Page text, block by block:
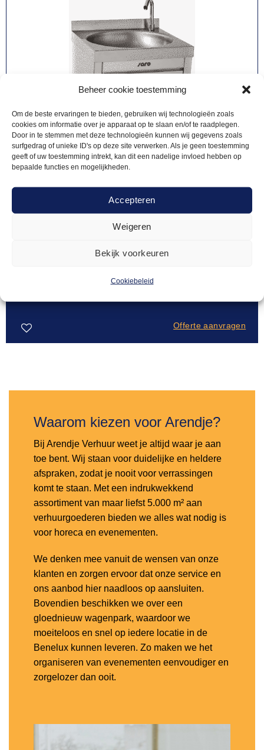
Beheer cookie toestemming
Om de beste ervaringen te bieden, gebruiken wij technologieën zoals
cookies om informatie over je apparaat op te slaan en/of te raadplegen.
Door in te stemmen met deze technologieën kunnen wij gegevens zoals
surfgedrag of unieke ID's op deze site verwerken. Als je geen toestemming
geeft of uw toestemming intrekt, kan dit een nadelige invloed hebben op
bepaalde functies en mogelijkheden.
Accepteren
Weigeren
Bekijk voorkeuren
Cookiebeleid
Handwasbak met voetbediening
Offerte aanvragen
Waarom kiezen voor Arendje?
Bij Arendje Verhuur weet je altijd waar je aan
toe bent. Wij staan voor duidelijke en heldere
afspraken, zodat je nooit voor verrassingen
komt te staan. Met een indrukwekkend
assortiment van maar liefst 5.000 m² aan
verhuurgoederen bieden we alles wat nodig is
voor horeca en evenementen.
We denken mee vanuit de wensen van onze
klanten en zorgen ervoor dat onze service en
ons aanbod hier naadloos op aansluiten.
Bovendien beschikken we over een
gloednieuw wagenpark, waardoor we
moeiteloos en snel op iedere locatie in de
Benelux kunnen leveren. Zo maken we het
organiseren van evenementen eenvoudiger en
zorgelozer dan ooit.